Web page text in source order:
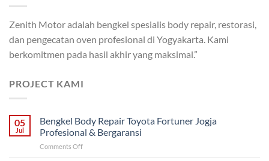
Zenith Motor adalah bengkel spesialis body repair, restorasi,
dan pengecatan oven profesional di Yogyakarta. Kami
berkomitmen pada hasil akhir yang maksimal.”
PROJECT KAMI
05
Jul
Bengkel Body Repair Toyota Fortuner Jogja
Profesional & Bergaransi
Comments Offon